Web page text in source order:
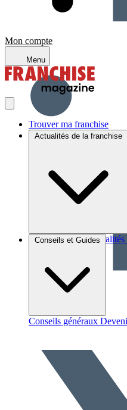
Mon compte
Menu
Trouver ma franchise
Actualités de la franchise
Brèves et actus Actualités
Conseils et Guides
Conseils généraux